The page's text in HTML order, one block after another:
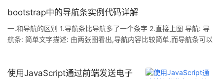
bootstrap中的导航条实例代码详解
一.和导航的区别 1.导航条比导航多了一个条字 2.直接上图 导航: 导
航条: 简单文字描述: 由两张图看出,导航内容比较简单,而导航条可以
使用JavaScript通过前端发送电子